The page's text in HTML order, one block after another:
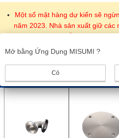
Một số mặt hàng dự kiến sẽ
năm 2023. Nhà sản xuất giữ các
Không có mặt hàng thay thế và
Vui lòng kiểm tra báo giá và
Sản phẩm giống nhau
Mở bằng Ứng Dụng MISUMI ?
Có